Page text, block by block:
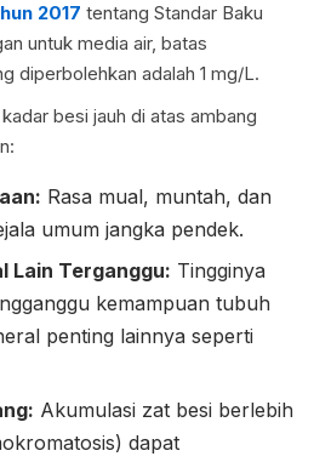
2017 tentang Standar Baku
untuk media air, batas
diperbolehkan adalah 1 mg/L.
besi jauh di atas ambang
Rasa mual, muntah, dan
umum jangka pendek.
Lain Terganggu: Tingginya
kemampuan tubuh
penting lainnya seperti
Akumulasi zat besi berlebih
dapat